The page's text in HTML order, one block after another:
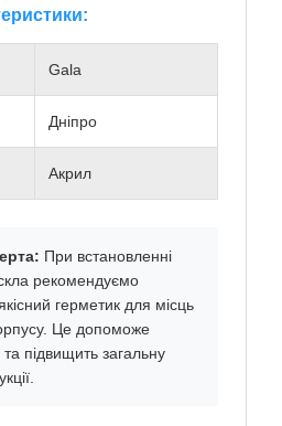
Gala
Дніпро
Акрил
При встановленні
рекомендуємо
герметик для місць
Це допоможе
та підвищить загальну